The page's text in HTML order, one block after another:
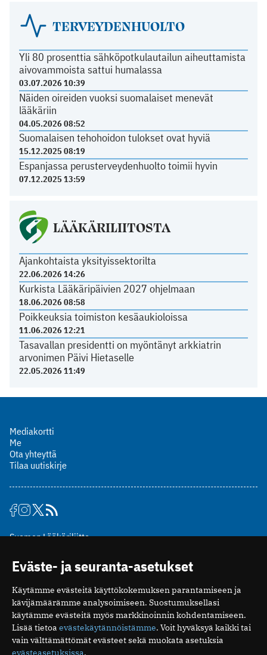
TERVEYDENHUOLTO
Yli 80 prosenttia sähköpotkulautailun aiheuttamista
aivovammoista sattui humalassa
03.07.2026 10:39
Näiden oireiden vuoksi suomalaiset menevät
lääkäriin
04.05.2026 08:52
Suomalaisen tehohoidon tulokset ovat hyviä
15.12.2025 08:19
Espanjassa perusterveydenhuolto toimii hyvin
07.12.2025 13:59
LÄÄKÄRILIITOSTA
Ajankohtaista yksityissektorilta
22.06.2026 14:26
Kurkista Lääkäripäivien 2027 ohjelmaan
18.06.2026 08:58
Poikkeuksia toimiston kesäaukioloissa
11.06.2026 12:21
Tasavallan presidentti on myöntänyt arkkiatrin
arvonimen Päivi Hietaselle
22.05.2026 11:49
Mediakortti
Me
Ota yhteyttä
Tilaa uutiskirje
Suomen Lääkäriliitto
00510 Helsinki
puh. (09) 393 091
toimitus@potilaanlaakarilehti.fi
ISSN 2323-9476
Eväste- ja seuranta-asetukset
Käytämme evästeitä käyttökokemuksen parantamiseen ja
kävijämäärämme analysoimiseen. Suostumuksellasi
käytämme evästeitä myös markkinoinnin kohdentamiseen.
Lisää tietoa evästekäytännöistämme. Voit hyväksyä kaikki tai
vain välttämättömät evästeet sekä muokata asetuksia
evästeasetuksissa.